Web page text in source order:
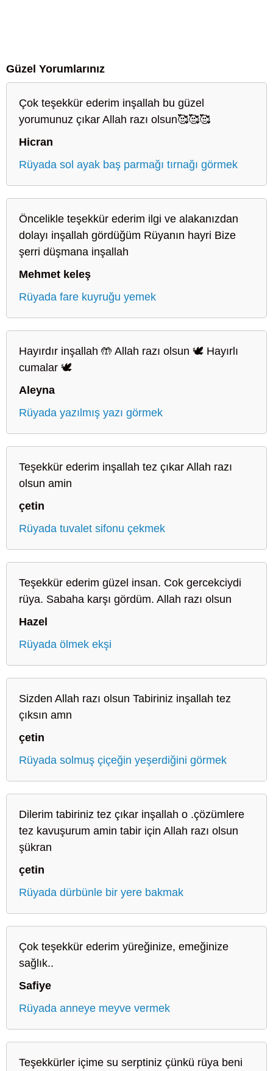
Güzel Yorumlarınız
Çok teşekkür ederim inşallah bu güzel
yorumunuz çıkar Allah razı olsun🥰🥰🥰
Hicran
Rüyada sol ayak baş parmağı tırnağı görmek
Öncelikle teşekkür ederim ilgi ve alakanızdan
dolayı inşallah gördüğüm Rüyanın hayri Bize
şerri düşmana inşallah
Mehmet keleş
Rüyada fare kuyruğu yemek
Hayırdır inşallah 🤲 Allah razı olsun 🕊️ Hayırlı
cumalar 🕊️
Aleyna
Rüyada yazılmış yazı görmek
Teşekkür ederim inşallah tez çıkar Allah razı
olsun amin
çetin
Rüyada tuvalet sifonu çekmek
Teşekkür ederim güzel insan. Cok gercekciydi
rüya. Sabaha karşı gördüm. Allah razı olsun
Hazel
Rüyada ölmek ekşi
Sizden Allah razı olsun Tabiriniz inşallah tez
çıksın amn
çetin
Rüyada solmuş çiçeğin yeşerdiğini görmek
Dilerim tabiriniz tez çıkar inşallah o .çözümlere
tez kavuşurum amin tabir için Allah razı olsun
şükran
çetin
Rüyada dürbünle bir yere bakmak
Çok teşekkür ederim yüreğinize, emeğinize
sağlık..
Safiye
Rüyada anneye meyve vermek
Teşekkürler içime su serptiniz çünkü rüya beni